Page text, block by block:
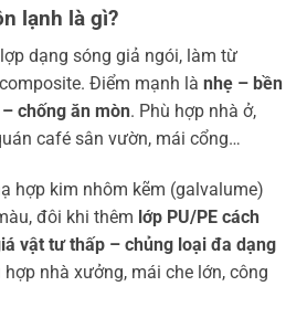
lạnh là gì?
dạng sóng giả ngói, làm từ
Điểm mạnh là nhẹ – bền
chống ăn mòn. Phù hợp nhà ở,
café sân vườn, mái cổng…
hợp kim nhôm kẽm (galvalume)
đôi khi thêm lớp PU/PE cách
vật tư thấp – chủng loại đa dạng
hợp nhà xưởng, mái che lớn, công